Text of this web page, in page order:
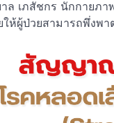
ล เภสัชกร นักกายภ
ห้ผู้ป่วยสามารถพึ่งพ